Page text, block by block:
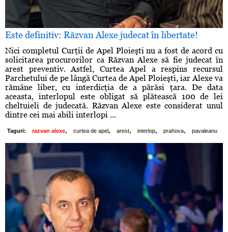
Este definitiv: Răzvan Alexe judecat în libertate!
Nici completul Curţii de Apel Ploieşti nu a fost de acord cu
solicitarea procurorilor ca Răzvan Alexe să fie judecat în
arest preventiv. Astfel, Curtea Apel a respins recursul
Parchetului de pe lângă Curtea de Apel Ploieşti, iar Alexe va
rămâne liber, cu interdicţia de a părăsi ţara. De data
aceasta, interlopul este obligat să plătească 100 de lei
cheltuieli de judecată. Răzvan Alexe este considerat unul
dintre cei mai abili interlopi ...
Taguri: razvan alexe, curtea de apel , arest, interlop, prahova, pavaleanu